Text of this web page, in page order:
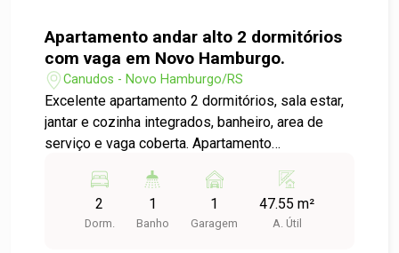
Apartamento andar alto 2 dormitórios
com vaga em Novo Hamburgo.
Canudos - Novo Hamburgo/RS
Excelente apartamento 2 dormitórios, sala estar,
jantar e cozinha integrados, banheiro, area de
serviço e vaga coberta. Apartamento
móveis sob medida nos dormitórios, cozinha e
banheiro, criando um ambiente moderno,
funcional e muito acolhedor, split nos dormitórios,
2
Dorm.
1
Banho
1
Garagem
47.55 m²
A. Útil